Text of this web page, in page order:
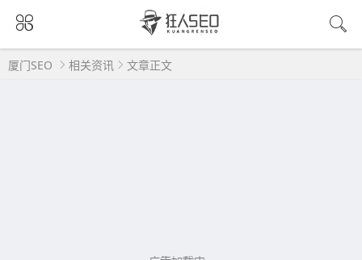
厦门SEO 相关资讯 文章正文